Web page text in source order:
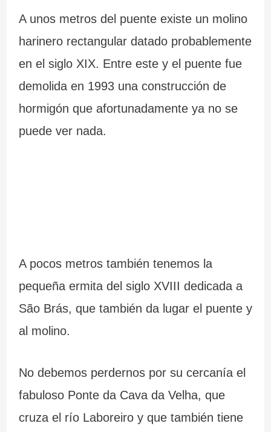
A unos metros del puente existe un molino
harinero rectangular datado probablemente
en el siglo XIX. Entre este y el puente fue
demolida en 1993 una construcción de
hormigón que afortunadamente ya no se
puede ver nada.
A pocos metros también tenemos la
pequeña ermita del siglo XVIII dedicada a
São Brás, que también da lugar el puente y
al molino.
No debemos perdernos por su cercanía el
fabuloso Ponte da Cava da Velha, que
cruza el río Laboreiro y que también tiene